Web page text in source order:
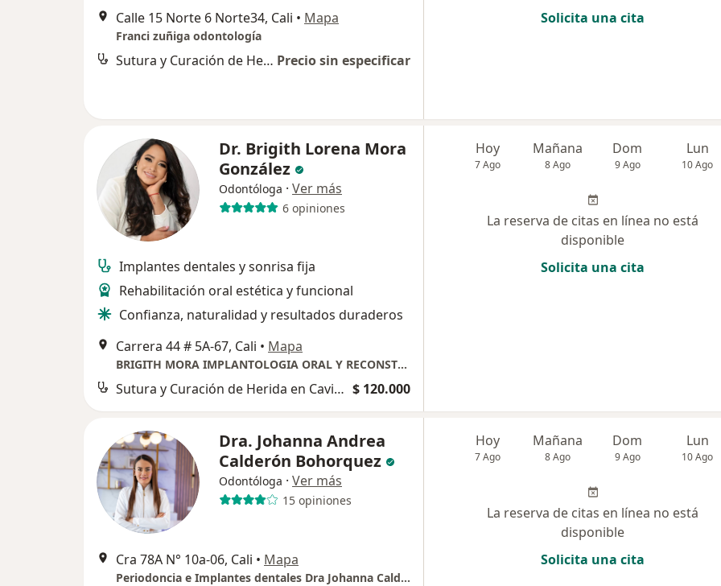
Calle 15 Norte 6 Norte34, Cali • Mapa
Franci zuñiga odontología
Sutura y Curación de Herida en Cavidad Bucal Precio sin especificar
Solicita una cita
Dr. Brigith Lorena Mora
González
Odontóloga · Ver más
6 opiniones
Implantes dentales y sonrisa fija
Rehabilitación oral estética y funcional
Confianza, naturalidad y resultados duraderos
Carrera 44 # 5A-67, Cali • Mapa
BRIGITH MORA IMPLANTOLOGIA ORAL Y RECONSTRUCTIVA
Sutura y Curación de Herida en Cavidad Bucal $ 120.000
Hoy
7 Ago
Mañana
8 Ago
Dom
9 Ago
Lun
10 Ago
La reserva de citas en línea no está
disponible
Solicita una cita
Dra. Johanna Andrea
Calderón Bohorquez
Odontóloga · Ver más
15 opiniones
Cra 78A N° 10a-06, Cali • Mapa
Periodoncia e Implantes dentales Dra Johanna Calderón
Hoy
7 Ago
Mañana
8 Ago
Dom
9 Ago
Lun
10 Ago
La reserva de citas en línea no está
disponible
Solicita una cita